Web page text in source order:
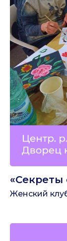
«Секреты
Женский